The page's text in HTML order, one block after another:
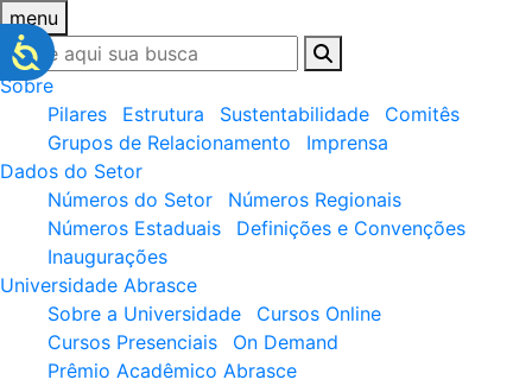
menu
Sobre
Pilares
Estrutura Sustentabilidade
Comitês
Grupos de Relacionamento
Imprensa
Dados do Setor
Números do Setor
Números Regionais
Números Estaduais
Definições e Convenções
Inaugurações
Universidade Abrasce
Sobre a Universidade
Cursos Online
Cursos Presenciais
On Demand
Prêmio Acadêmico Abrasce